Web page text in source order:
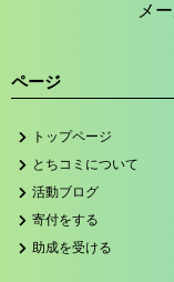
メ
ページ
トップページ
とちコミについて
活動ブログ
寄付をする
助成を受ける